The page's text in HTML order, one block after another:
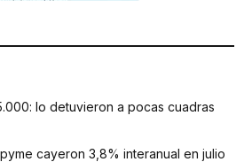
lo detuvieron a pocas cuadras
cayeron 3,8% interanual en julio